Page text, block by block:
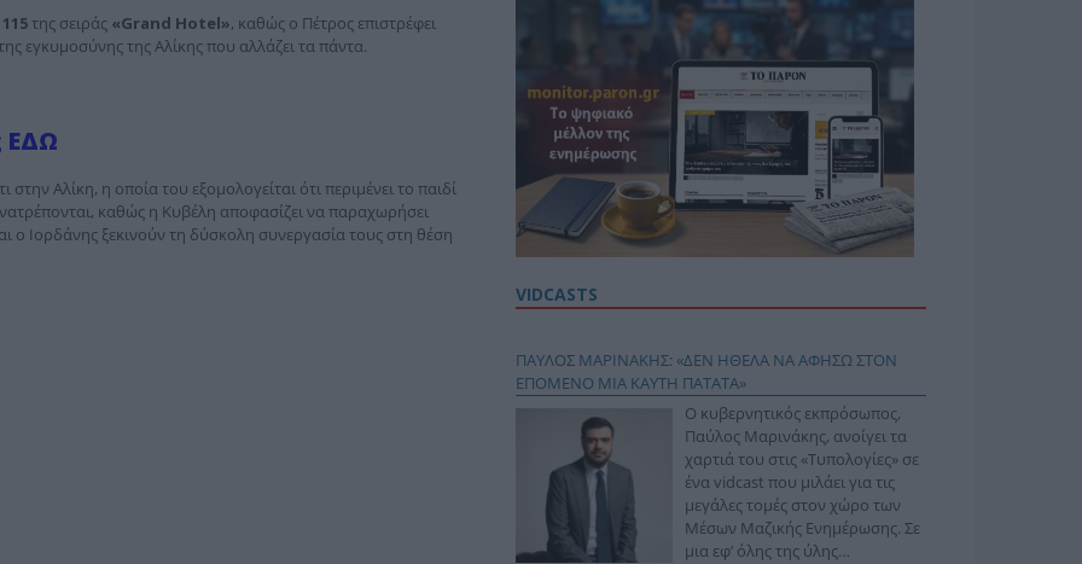
της σειράς «Grand Hotel», καθώς ο Πέτρος επιστρέφει
εγκυμοσύνης της Αλίκης που αλλάζει τα πάντα.
ΕΔΩ
στην Αλίκη, η οποία του εξομολογείται ότι περιμένει το παιδί
καθώς η Κυβέλη αποφασίζει να παραχωρήσει
ο Ιορδάνης ξεκινούν τη δύσκολη συνεργασία τους στη θέση
VIDCASTS
ΠΑΥΛΟΣ ΜΑΡΙΝΑΚΗΣ: «ΔΕΝ ΗΘΕΛΑ ΝΑ ΑΦΗΣΩ ΣΤΟΝ
ΕΠΟΜΕΝΟ ΜΙΑ ΚΑΥΤΗ ΠΑΤΑΤΑ»
Ο κυβερνητικός εκπρόσωπος,
Παύλος Μαρινάκης, ανοίγει τα
χαρτιά του στις «Τυπολογίες» σε
ένα vidcast που μιλάει για τις
μεγάλες τομές στον χώρο των
Μέσων Μαζικής Ενημέρωσης. Σε
μια εφ’ όλης της ύλης